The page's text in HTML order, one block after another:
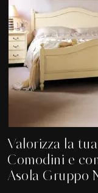
Valorizza la
Comodini e
Asola Gruppo